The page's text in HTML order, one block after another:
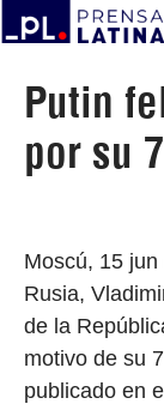
Putin
por su
Moscú, 15
Rusia,
de la
motivo de su
publicado en